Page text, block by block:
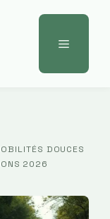
Menu
DOUCES
2026